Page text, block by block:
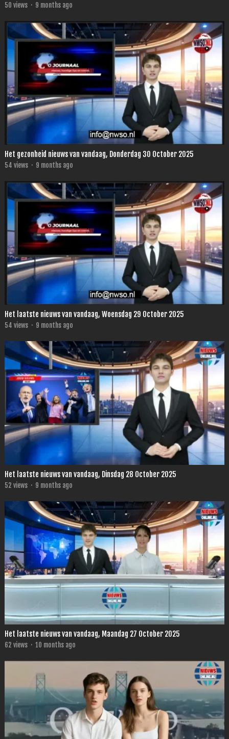
50 views · 9 months ago
Het gezonheid nieuws van vandaag, Donderdag 30 October 2025
54 views · 9 months ago
Het laatste nieuws van vandaag, Woensdag 29 October 2025
54 views · 9 months ago
Het laatste nieuws van vandaag, Dinsdag 28 October 2025
52 views · 9 months ago
Het laatste nieuws van vandaag, Maandag 27 October 2025
62 views · 10 months ago